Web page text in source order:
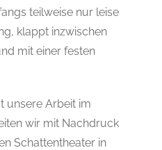
teilweise nur leise
klappt inzwischen
mit einer festen
unsere Arbeit im
wir mit Nachdruck
Schattentheater in